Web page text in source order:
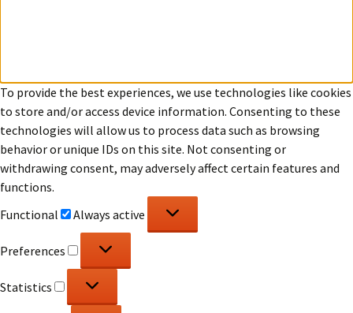
To provide the best experiences, we use technologies like cookies
to store and/or access device information. Consenting to these
technologies will allow us to process data such as browsing
behavior or unique IDs on this site. Not consenting or
withdrawing consent, may adversely affect certain features and
functions.
Functional
Always active
Preferences
Statistics